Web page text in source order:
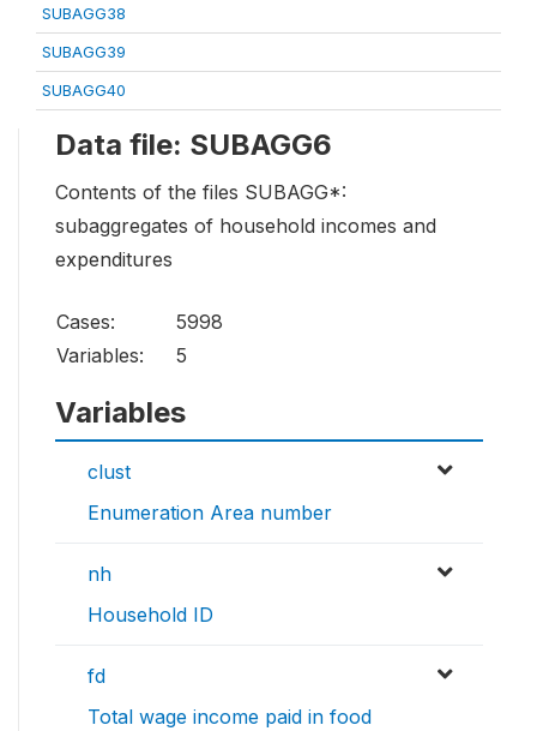
SUBAGG38
SUBAGG39
SUBAGG40
Data file: SUBAGG6
Contents of the files SUBAGG*:
subaggregates of household incomes and
expenditures
Cases:
5998
Variables:
5
Variables
clust
Enumeration Area number
nh
Household ID
fd
Total wage income paid in food